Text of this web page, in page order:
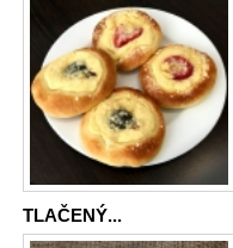
TLAČENÝ...